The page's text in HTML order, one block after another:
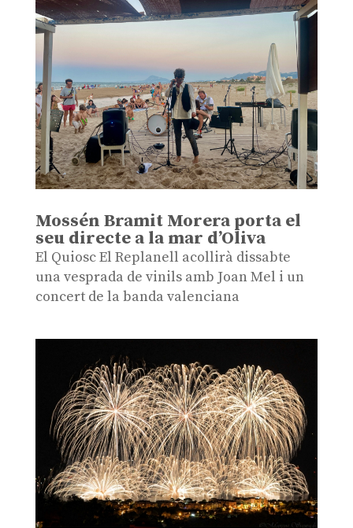
Mossén Bramit Morera porta el
seu directe a la mar d’Oliva
El Quiosc El Replanell acollirà dissabte
una vesprada de vinils amb Joan Mel i un
concert de la banda valenciana